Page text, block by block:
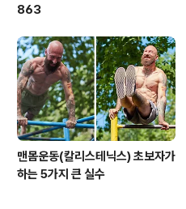
863
맨몸운동(칼리스테닉스) 초보자가
하는 5가지 큰 실수